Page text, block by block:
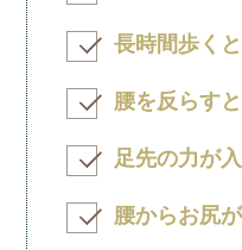
長時間歩く
腰を反らす
足先の力が
腰からお尻